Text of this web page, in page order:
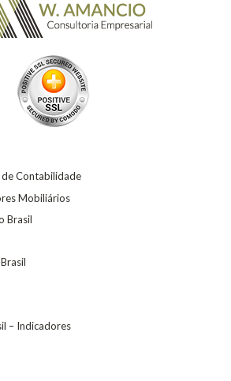
Contabilidade
Mobiliários
Brasil
– Indicadores